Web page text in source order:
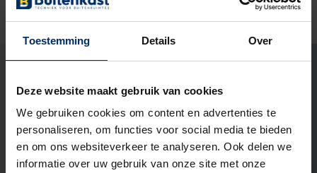
Toestemming Details Over
Deze website maakt gebruik van cookies
We gebruiken cookies om content en advertenties te
personaliseren, om functies voor social media te bieden
en om ons websiteverkeer te analyseren. Ook delen we
informatie over uw gebruik van onze site met onze
Ook zo’n mooi project met
ons aangaan?
Specialist buitenruimtes
Open het contact
Ook interessant om te lezen